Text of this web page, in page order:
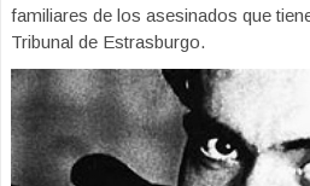
familiares de los asesinados que
Tribunal de Estrasburgo.